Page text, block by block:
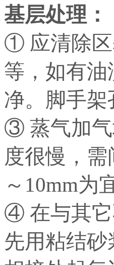
基层处理：
① 应清除区
等，如有
净。脚手
③ 蒸气加气
度很慢，
～10mm为
④ 在与其它
先用粘结